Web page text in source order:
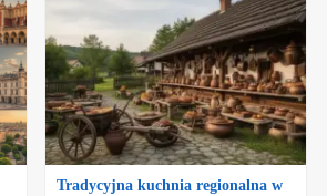
Tradycyjna kuchnia regionalna w